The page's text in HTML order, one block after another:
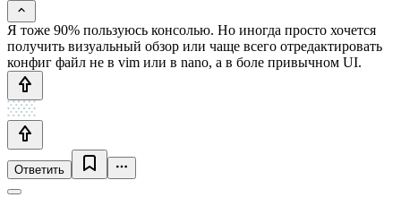
Я тоже 90% пользуюсь консолью. Но иногда просто хочется
получить визуальный обзор или чаще всего отредактировать
конфиг файл не в vim или в nano, а в боле привычном UI.
Ответить